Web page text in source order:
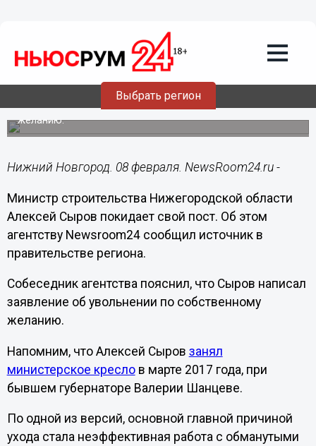
Выбрать регион
08.02.201915:27
Министр строительства региона
Алексей Сыров покинет свой пост
Он написал заявление об увольнении по собственному
желанию.
Нижний Новгород. 08 февраля. NewsRoom24.ru -
Министр строительства Нижегородской области
Алексей Сыров покидает свой пост. Об этом
агентству Newsroom24 сообщил источник в
правительстве региона.
Собеседник агентства пояснил, что Сыров написал
заявление об увольнении по собственному
желанию.
Напомним, что Алексей Сыров занял
министерское креслов марте 2017 года, при
бывшем губернаторе Валерии Шанцеве.
По одной из версий, основной главной причиной
ухода стала неэффективная работа с обманутыми